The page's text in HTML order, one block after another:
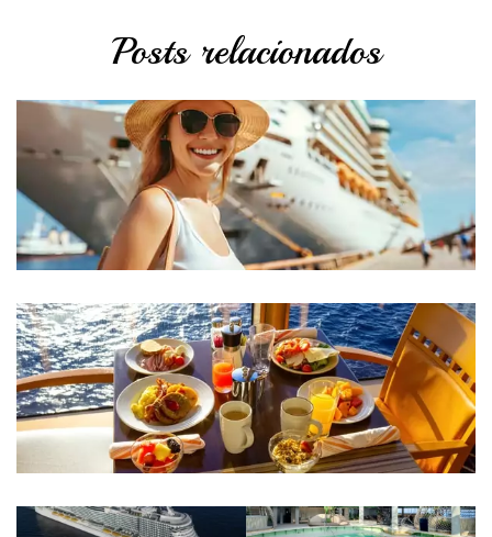
Posts relacionados